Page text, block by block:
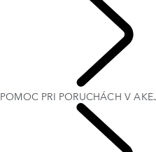
POMOC PRI PORUCHÁCH V